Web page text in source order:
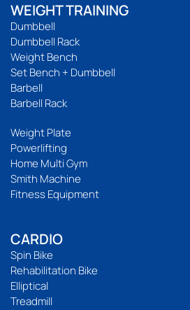
WEIGHT TRAINING
Dumbbell
Dumbbell Rack
Weight Bench
Set Bench + Dumbbell
Barbell
Barbell Rack
Weight Plate
Powerlifting
Home Multi Gym
Smith Machine
Fitness Equipment
CARDIO
Spin Bike
Rehabilitation Bike
Elliptical
Treadmill